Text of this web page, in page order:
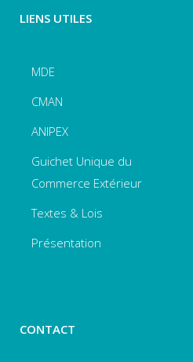
LIENS UTILES
MDE
CMAN
ANIPEX
Guichet Unique du
Commerce Extérieur
Textes & Lois
Présentation
CONTACT